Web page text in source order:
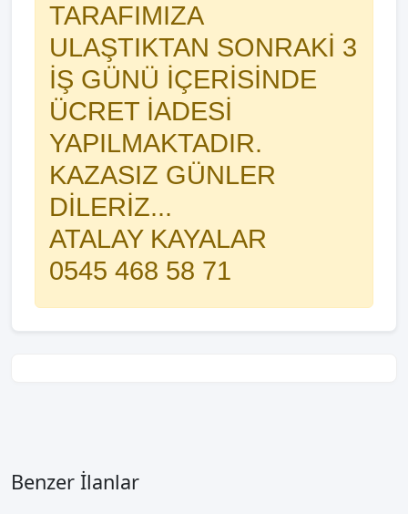
TARAFIMIZA
ULAŞTIKTAN SONRAKİ 3
İŞ GÜNÜ İÇERİSİNDE
ÜCRET İADESİ
YAPILMAKTADIR.
KAZASIZ GÜNLER
DİLERİZ...
ATALAY KAYALAR
0545 468 58 71
Benzer İlanlar